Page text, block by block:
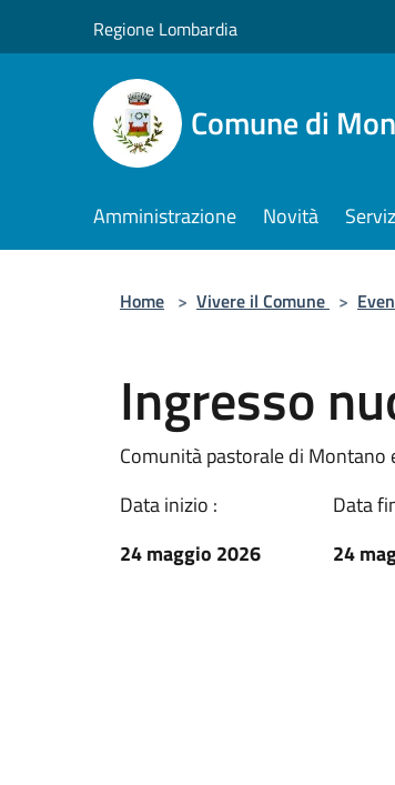
Regione Lombardia
Comune di
Amministrazione Novità
Home > Vivere il Comune >
Ingresso
Comunità pastorale di Montano
Data inizio :
24 maggio 2026
Data
24